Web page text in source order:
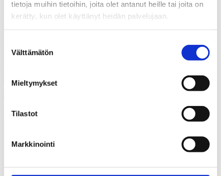
tietoja muihin tietoihin, joita olet antanut heille tai joita on
kerätty, kun olet käyttänyt heidän palvelujaan.
valinta
Välttämätön
Mieltymykset
Tilastot
Markkinointi
Lisätietoja: Asiamies Antti Mykkänen, 0400-570087.
Jaa artikkeli
Share on Facebook
näistä
Kaikki
ajankohtaiset